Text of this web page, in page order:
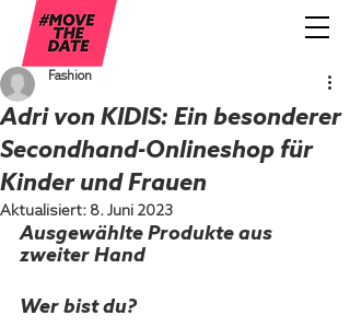
Adri von KIDIS: Ein besonderer
Secondhand-Onlineshop für
Kinder und Frauen
Fashion
Aktualisiert: 8. Juni 2023
Ausgewählte Produkte aus
zweiter Hand
Wer bist du?